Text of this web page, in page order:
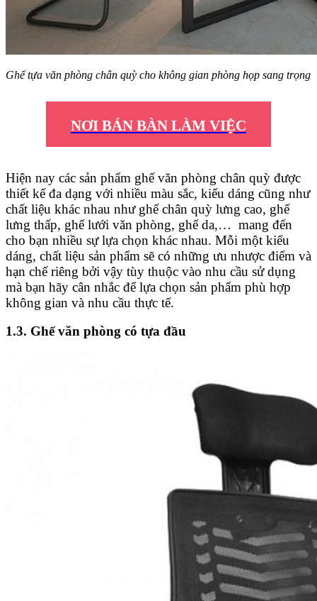
Ghế tựa văn phòng chân quỳ cho không gian phòng họp sang trọng
NƠI BÁN BÀN LÀM VIỆC
Hiện nay các sản phẩm ghế văn phòng chân quỳ được
thiết kế đa dạng với nhiều màu sắc, kiểu dáng cũng như
chất liệu khác nhau như ghế chân quỳ lưng cao, ghế
lưng thấp, ghế lưới văn phòng, ghế da,… mang đến
cho bạn nhiều sự lựa chọn khác nhau. Mỗi một kiểu
dáng, chất liệu sản phẩm sẽ có những ưu nhược điểm và
hạn chế riêng bởi vậy tùy thuộc vào nhu cầu sử dụng
mà bạn hãy cân nhắc để lựa chọn sản phẩm phù hợp
không gian và nhu cầu thực tế.
1.3. Ghế văn phòng có tựa đầu